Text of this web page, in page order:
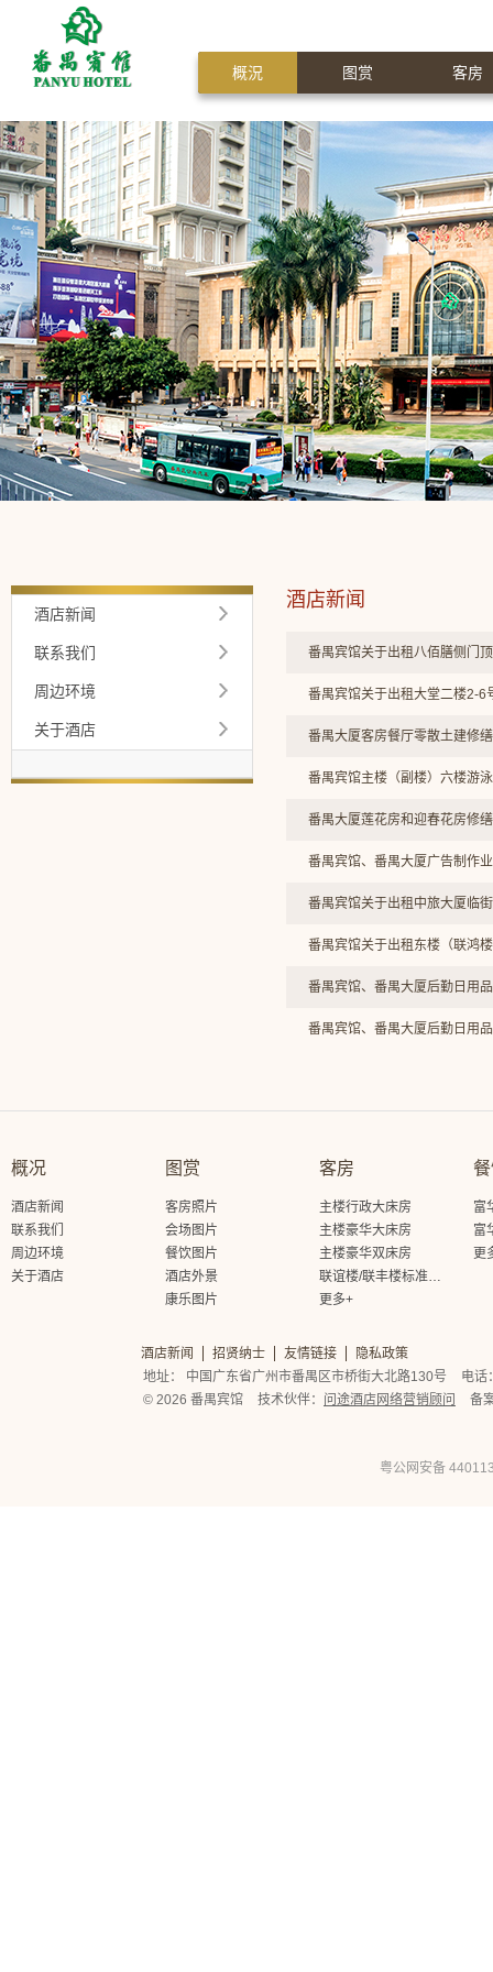
概況 图赏 客房
酒店新闻
番禺宾馆关于出租八佰膳侧门
番禺宾馆关于出租大堂二楼2-6
番禺大厦客房餐厅零散土建修
番禺宾馆主楼（副楼）六楼游
番禺大厦莲花房和迎春花房修
番禺宾馆、番禺大厦广告制作
番禺宾馆关于出租中旅大厦临
番禺宾馆关于出租东楼（联鸿
番禺宾馆、番禺大厦后勤日用
番禺宾馆、番禺大厦后勤日用
酒店新闻
联系我们
周边环境
关于酒店
概况
酒店新闻
联系我们
周边环境
关于酒店
图赏
客房照片
会场图片
餐饮图片
酒店外景
康乐图片
客房
主楼行政大床房
主楼豪华大床房
主楼豪华双床房
联谊楼/联丰楼标准大床房
更多+
富
富
更
酒店新闻 招贤纳士 友情链接
隐私政策
地址： 中国广东省广州市番禺区市桥街大北路130号
电话
© 2026 番禺宾馆
技术伙伴： 问途酒店网络营销顾问 备
粤公网安备